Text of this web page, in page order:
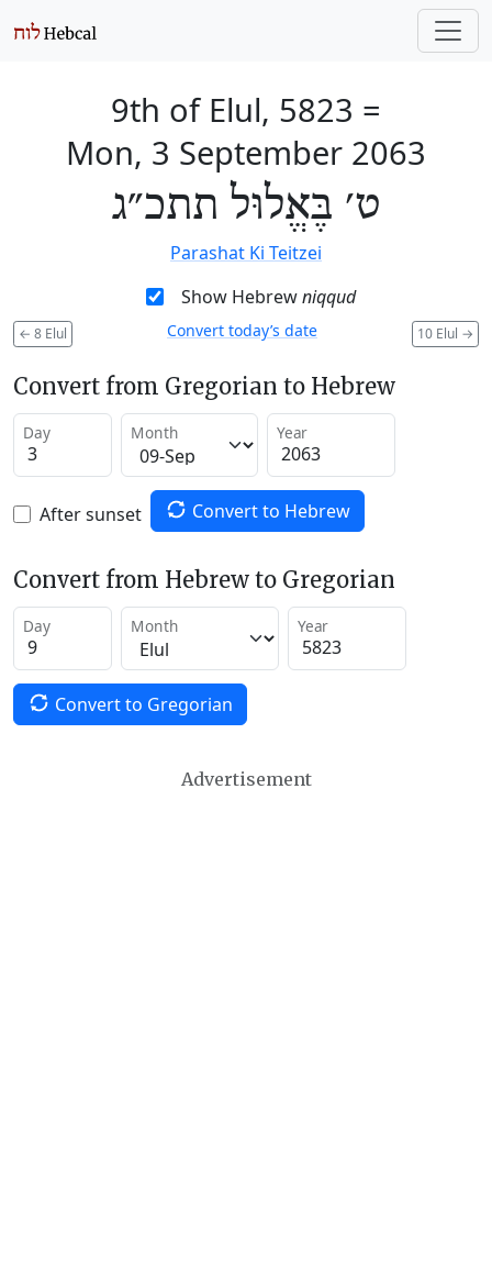
9th of Elul, 5823 =
Mon, 3 September 2063
ט׳ בֶּאֱלוּל תתכ״ג
Parashat Ki Teitzei
Show Hebrewniqqud
← 8 Elul 10 Elul →
Convert today’s date
Convert from Gregorian to Hebrew
Day Month Year
After sunset Convert to Hebrew
Convert from Hebrew to Gregorian
Day Month Year
Convert to Gregorian
Advertisement